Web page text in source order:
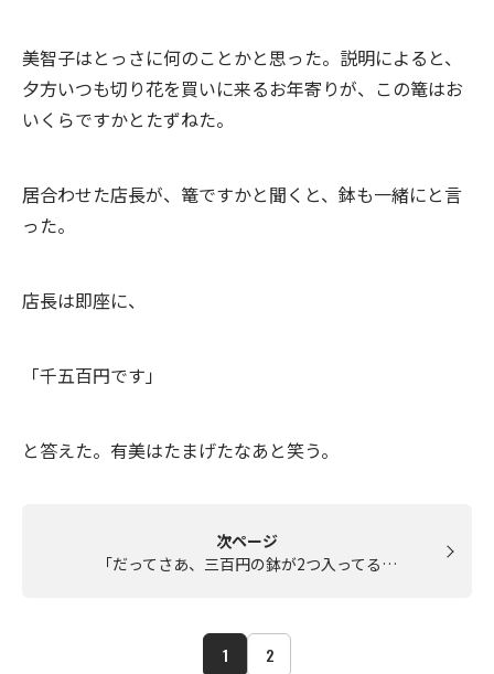
美智子はとっさに何のことかと思った。説明によると、
夕方いつも切り花を買いに来るお年寄りが、この篭はお
いくらですかとたずねた。
居合わせた店長が、篭ですかと聞くと、鉢も一緒にと言
った。
店長は即座に、
「千五百円です」
と答えた。有美はたまげたなあと笑う。
次ページ
「だってさあ、三百円の鉢が2つ入ってる…
1 2